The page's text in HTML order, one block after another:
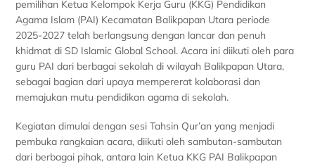
pemilihan Ketua Kelompok Kerja Guru (KKG) Pendidikan
Agama Islam (PAI) Kecamatan Balikpapan Utara periode
2025-2027 telah berlangsung dengan lancar dan penuh
khidmat di SD Islamic Global School. Acara ini diikuti oleh para
guru PAI dari berbagai sekolah di wilayah Balikpapan Utara,
sebagai bagian dari upaya mempererat kolaborasi dan
memajukan mutu pendidikan agama di sekolah.
Kegiatan dimulai dengan sesi Tahsin Qur’an yang menjadi
pembuka rangkaian acara, diikuti oleh sambutan-sambutan
dari berbagai pihak, antara lain Ketua KKG PAI Balikpapan